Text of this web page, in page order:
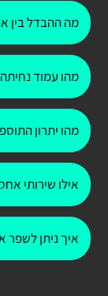
מה ההבדל בין
מהו עמוד
מהו יתרון
אילו שירותי
איך ניתן